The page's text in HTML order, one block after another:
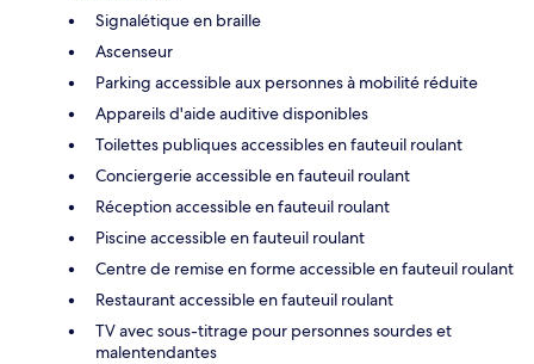
Signalétique en braille
Ascenseur
Parking accessible aux personnes à mobilité réduite
Appareils d'aide auditive disponibles
Toilettes publiques accessibles en fauteuil roulant
Conciergerie accessible en fauteuil roulant
Réception accessible en fauteuil roulant
Piscine accessible en fauteuil roulant
Centre de remise en forme accessible en fauteuil roulant
Restaurant accessible en fauteuil roulant
TV avec sous-titrage pour personnes sourdes et
malentendantes